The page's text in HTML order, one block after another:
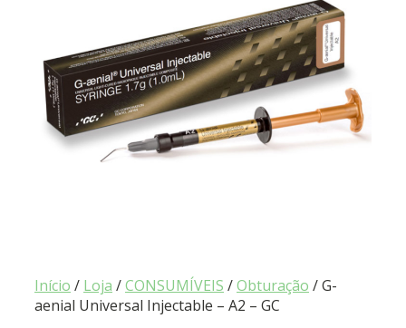
Início / Loja /CONSUMÍVEIS /Obturação / G-
aenial Universal Injectable – A2 – GC